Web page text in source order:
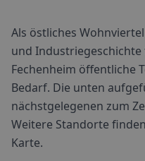
Als östliches
und
Fechenheim öffentliche
Bedarf. Die unten
nächstgelegenen zum
Weitere Standorte
Karte.